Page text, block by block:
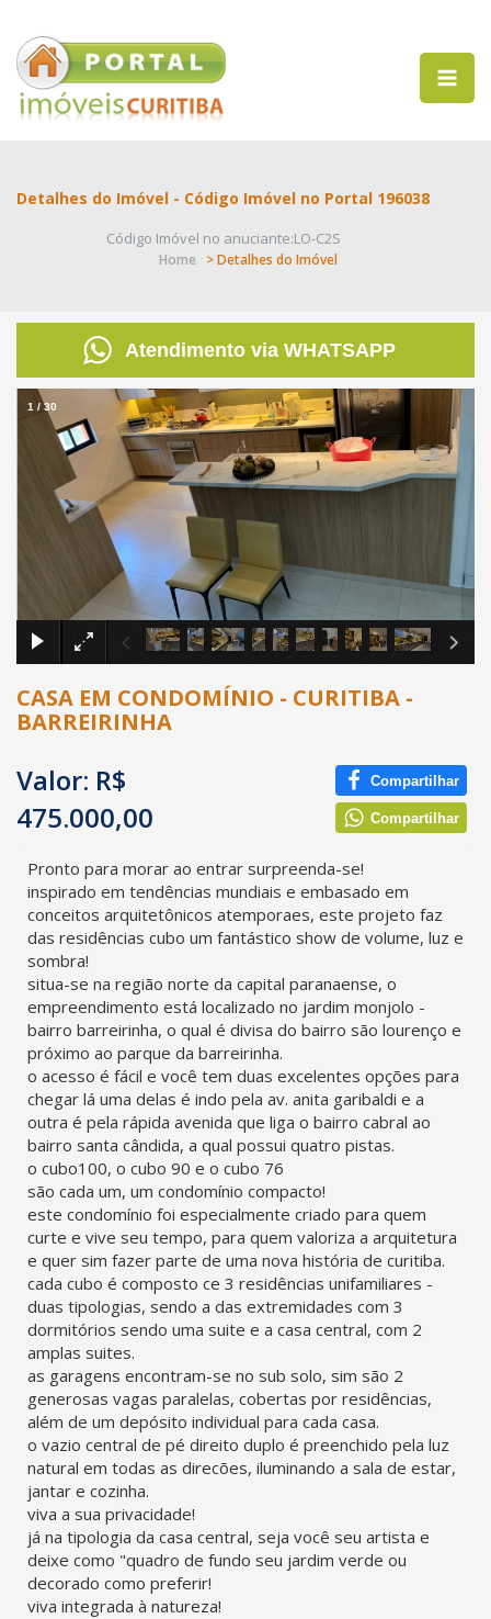
Detalhes do Imóvel - Código Imóvel no Portal 196038
Código Imóvel no anuciante:LO-C2S
Home > Detalhes do Imóvel
Atendimento via WHATSAPP
×
1 /30
CASA EM CONDOMÍNIO - CURITIBA -
BARREIRINHA
Valor: R$
475.000,00
Compartilhar
Compartilhar
Pronto para morar ao entrar surpreenda-se!
inspirado em tendências mundiais e embasado em
conceitos arquitetônicos atemporaes, este projeto faz
das residências cubo um fantástico show de volume, luz e
sombra!
situa-se na região norte da capital paranaense, o
empreendimento está localizado no jardim monjolo -
bairro barreirinha, o qual é divisa do bairro são lourenço e
próximo ao parque da barreirinha.
o acesso é fácil e você tem duas excelentes opções para
chegar lá uma delas é indo pela av. anita garibaldi e a
outra é pela rápida avenida que liga o bairro cabral ao
bairro santa cândida, a qual possui quatro pistas.
o cubo100, o cubo 90 e o cubo 76
são cada um, um condomínio compacto!
este condomínio foi especialmente criado para quem
curte e vive seu tempo, para quem valoriza a arquitetura
e quer sim fazer parte de uma nova história de curitiba.
cada cubo é composto ce 3 residências unifamiliares -
duas tipologias, sendo a das extremidades com 3
dormitórios sendo uma suite e a casa central, com 2
amplas suites.
as garagens encontram-se no sub solo, sim são 2
generosas vagas paralelas, cobertas por residências,
além de um depósito individual para cada casa.
o vazio central de pé direito duplo é preenchido pela luz
natural em todas as direcões, iluminando a sala de estar,
jantar e cozinha.
viva a sua privacidade!
já na tipologia da casa central, seja você seu artista e
deixe como "quadro de fundo seu jardim verde ou
decorado como preferir!
viva integrada à natureza!